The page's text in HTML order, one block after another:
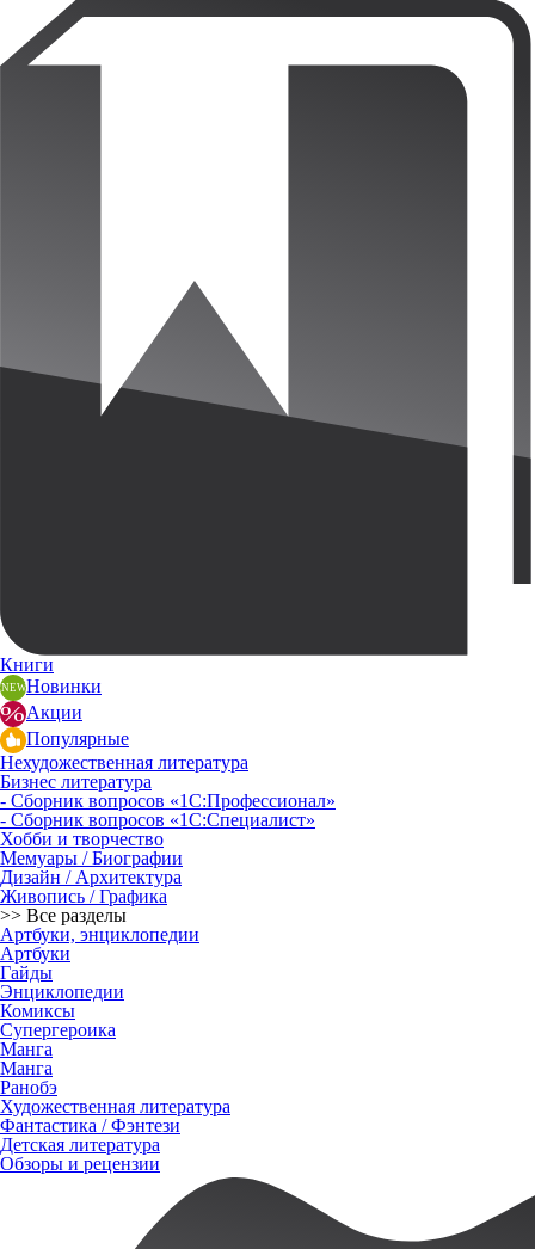
Книги
Новинки
Акции
Популярные
Нехудожественная литература
Бизнес литература
- Сборник вопросов «1С:Профессионал»
- Сборник вопросов «1С:Специалист»
Хобби и творчество
Мемуары / Биографии
Дизайн / Архитектура
Живопись / Графика
>> Все разделы
Артбуки, энциклопедии
Артбуки
Гайды
Энциклопедии
Комиксы
Супергероика
Манга
Манга
Ранобэ
Художественная литература
Фантастика / Фэнтези
Детская литература
Обзоры и рецензии